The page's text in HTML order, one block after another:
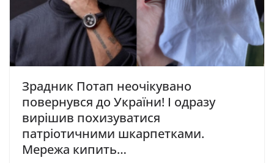
Зрадник Потап неочікувано
повернувся до України! І одразу
вирішив похизуватися
патріотичними шкарпетками.
Мережа кипить…